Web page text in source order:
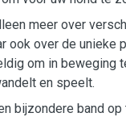
meer over
ook over de unieke
om in beweging
en speelt.
bijzondere band